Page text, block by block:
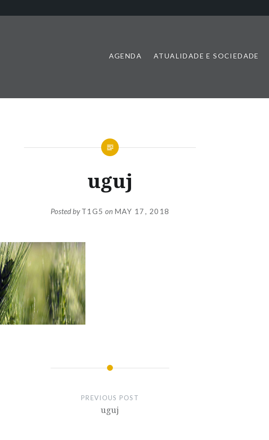
AGENDA ATUALIDADE E SOCIEDADE
uguj
Posted byT1G5 on MAY 17, 2018
PREVIOUS POST
uguj